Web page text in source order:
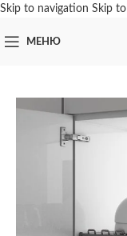
Skip to navigation Skip
МЕНЮ